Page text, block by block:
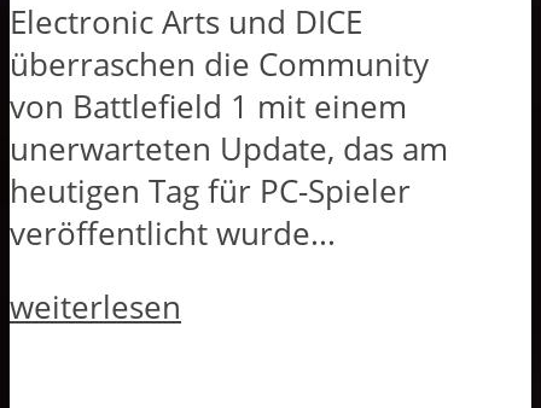
Electronic Arts und DICE
überraschen die Community
von Battlefield 1 mit einem
unerwarteten Update, das am
heutigen Tag für PC-Spieler
veröffentlicht wurde...
weiterlesen